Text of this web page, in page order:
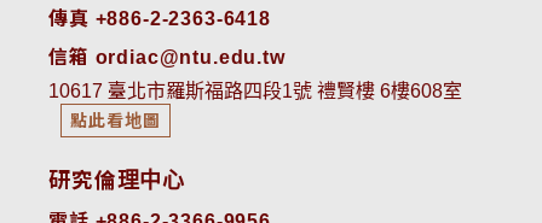
傳真 +886-2-2363-6418
信箱 ordiac@ntu.edu.tw
10617 臺北市羅斯福路四段1號 禮賢樓 6樓608室
點此看地圖
研究倫理中心